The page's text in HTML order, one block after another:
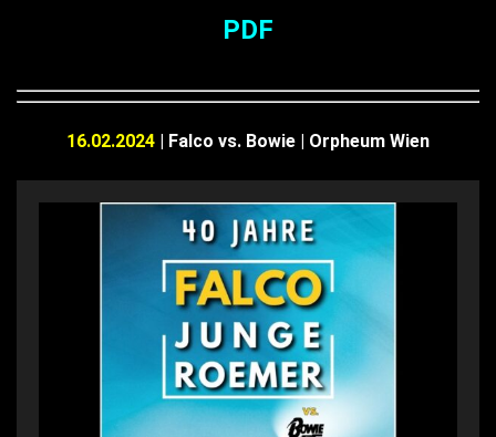
PDF
16.02.2024 | Falco vs. Bowie | Orpheum Wien